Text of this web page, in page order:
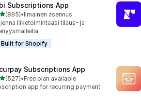
Subscriptions App
/ 5 tähteä
(895)
arvostelua yhteensä
•Ilmainen asennus
liiketoimintaasi tilaus- ja
Built for Shopify
Subscriptions App
/ 5 tähteä
(527)
arvostelua yhteensä
•Free plan available
app for recurring payment